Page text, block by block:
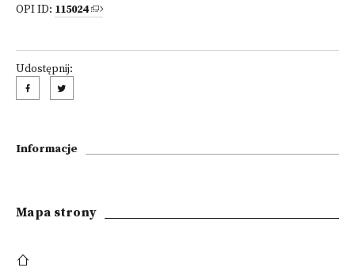
OPI ID: 115024
Udostępnij:
Informacje
Mapa strony